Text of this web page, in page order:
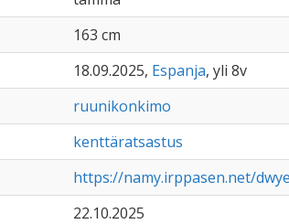
163 cm
18.09.2025, Espanja, yli 8v
ruunikonkimo
kenttäratsastus
https://namy.irppasen.net/
22.10.2025